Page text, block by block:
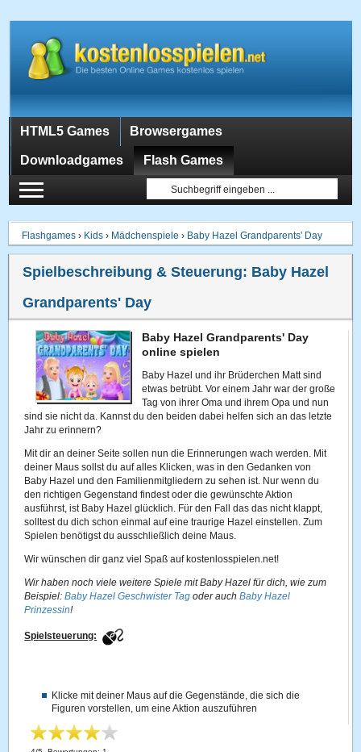
HTML5 Games Browsergames
Downloadgames Flash Games
Flashgames › Kids › Mädchenspiele › Baby Hazel Grandparents' Day
Spielbeschreibung & Steuerung: Baby Hazel
Grandparents' Day
Baby Hazel Grandparents' Day
online spielen
Baby Hazel und ihr Brüderchen Matt sind
etwas betrübt. Vor einem Jahr war der große
Tag von ihrer Oma und ihrem Opa und nun
sind sie nicht da. Kannst du den beiden dabei helfen sich an das letzte
Jahr zu erinnern?
Mit dir an deiner Seite sollen nun die Erinnerungen wach werden. Mit
deiner Maus sollst du auf alles Klicken, was in den Gedanken von
Baby Hazel und den Familienmitgliedern zu sehen ist. Nur wenn du
den richtigen Gegenstand findest oder die gewünschte Aktion
ausführst, ist Baby Hazel glücklich. Für den Fall das das nicht klappt,
solltest du dich schon einmal auf eine traurige Hazel einstellen. Zum
Spielen benötigst du ausschließlich deine Maus.
Wir wünschen dir ganz viel Spaß auf kostenlosspielen.net!
Wir haben noch viele weitere Spiele mit Baby Hazel für dich, wie zum
Beispiel:Baby Hazel Geschwister Tag oder auchBaby Hazel
Prinzessin!
Spielsteuerung:
Klicke mit deiner Maus auf die Gegenstände, die sich die
Figuren vorstellen, um eine Aktion auszuführen